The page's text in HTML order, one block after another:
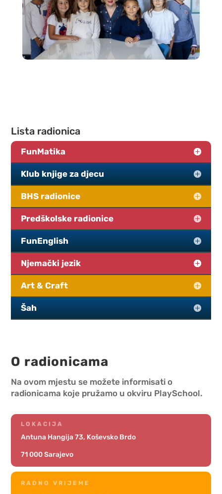
Lista radionica
FunMatika
Klub knjige za djecu
BHS radionice
Predškolske radionice
FunEnglish
Njemački jezik
Art & Craft
Šah
O radionicama
Na ovom mjestu se možete informisati o
radionicama koje pružamo u okviru PlaySchool.
LOKACIJA
Antuna Hangija 73, Koševsko Brdo
71 000 Sarajevo
RADNO VRIJEME